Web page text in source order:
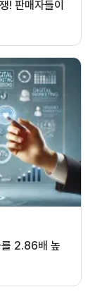
! 판매자들이
를 2.86배 높